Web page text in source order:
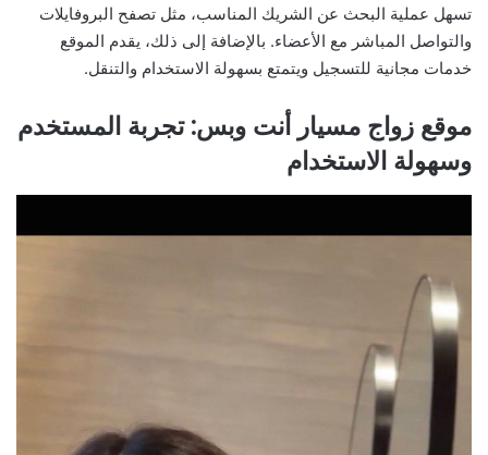
تسهل عملية البحث عن الشريك المناسب، مثل تصفح البروفايلات
والتواصل المباشر مع الأعضاء. بالإضافة إلى ذلك، يقدم الموقع
خدمات مجانية للتسجيل ويتمتع بسهولة الاستخدام والتنقل.
موقع زواج مسيار أنت وبس: تجربة المستخدم
وسهولة الاستخدام